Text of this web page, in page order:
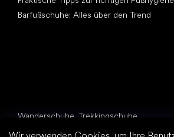
Barfußschuhe: Alles über den Trend
Wanderschuhe, Trekkingschuhe
Sportschuhe